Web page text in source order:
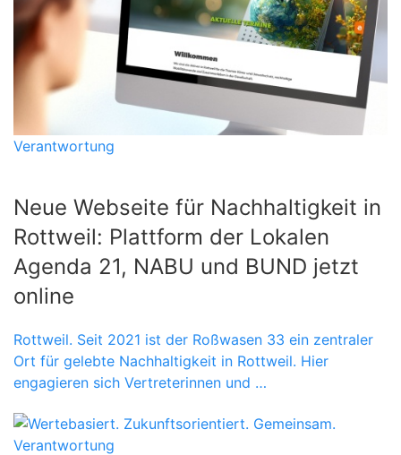
Verantwortung
Neue Webseite für Nachhaltigkeit in
Rottweil: Plattform der Lokalen
Agenda 21, NABU und BUND jetzt
online
Rottweil. Seit 2021 ist der Roßwasen 33 ein zentraler
Ort für gelebte Nachhaltigkeit in Rottweil. Hier
engagieren sich Vertreterinnen und …
Verantwortung